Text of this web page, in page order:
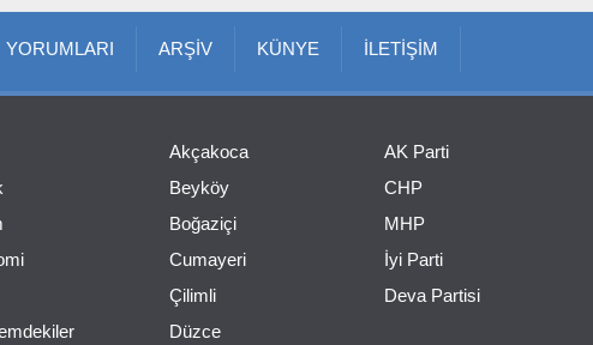
YORUMLARI ARŞİV KÜNYE İLETİŞİM
Akçakoca
Beyköy
Boğaziçi
Cumayeri
Çilimli
Düzce
AK Parti
CHP
MHP
İyi Parti
Deva Partisi